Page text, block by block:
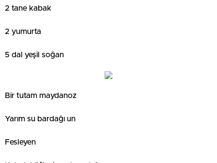
2 tane kabak
2 yumurta
5 dal yeşil soğan
Bir tutam maydanoz
Yarım su bardağı un
Fesleyen